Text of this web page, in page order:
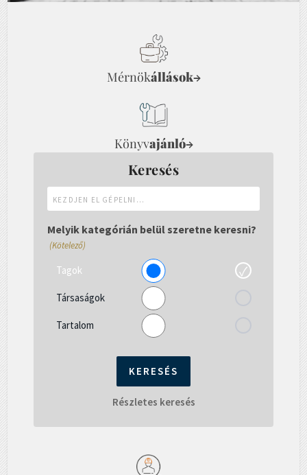
Mérnökállások→
Könyvajánló→
Keresés
el
gépelni...
Melyik kategórián belül szeretne keresni?
(Kötelező)
Tagok
Társaságok
Tartalom
Részletes keresés